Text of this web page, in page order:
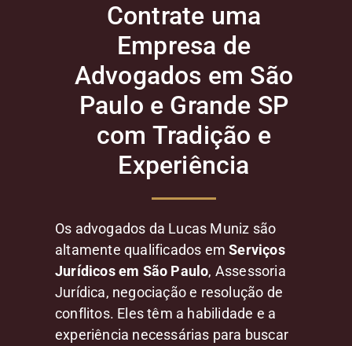
Contrate uma
Empresa de
Advogados em São
Paulo e Grande SP
com Tradição e
Experiência
Os advogados da Lucas Muniz são
altamente qualificados emServiços
Jurídicos em São Paulo, Assessoria
Jurídica, negociação e resolução de
conflitos. Eles têm a habilidade e a
experiência necessárias para buscar